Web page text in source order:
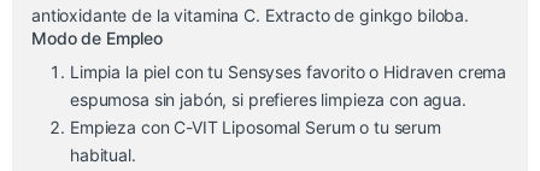
antioxidante de la vitamina C. Extracto de ginkgo biloba.
Modo de Empleo
Limpia la piel con tu Sensyses favorito o Hidraven crema
espumosa sin jabón, si prefieres limpieza con agua.
Empieza con C-VIT Liposomal Serum o tu serum
habitual.